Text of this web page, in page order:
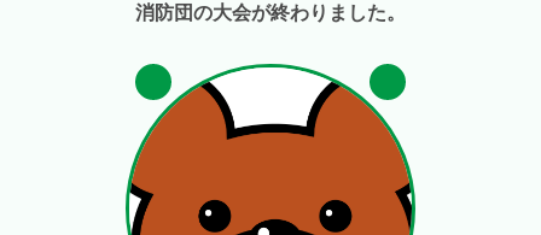
消防団の大会が終わりました。